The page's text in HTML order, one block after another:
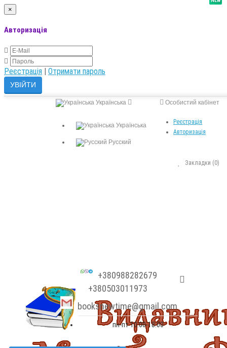
×
Авторизація
Реєстрація | Отримати пароль
Особистий кабінет
Реєстрація
Авторизація
Українська
Українська
Русский
Закладки (0)
+380988282679
+380503011973
booksnewtime@gmail.com
пн-пт 10:00-18:00